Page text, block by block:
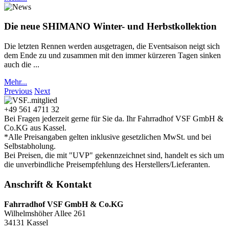
Die neue SHIMANO Winter- und Herbstkollektion
Die letzten Rennen werden ausgetragen, die Eventsaison neigt sich
dem Ende zu und zusammen mit den immer kürzeren Tagen sinken
auch die ...
Mehr...
Previous Next
+49 561 4711 32
Bei Fragen jederzeit gerne für Sie da. Ihr Fahrradhof VSF GmbH &
Co.KG aus Kassel.
*Alle Preisangaben gelten inklusive gesetzlichen MwSt. und bei
Selbstabholung.
Bei Preisen, die mit "UVP" gekennzeichnet sind, handelt es sich um
die unverbindliche Preisempfehlung des Herstellers/Lieferanten.
Anschrift & Kontakt
Fahrradhof VSF GmbH & Co.KG
Wilhelmshöher Allee 261
34131 Kassel